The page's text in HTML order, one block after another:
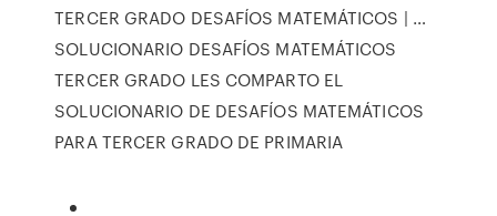
TERCER GRADO DESAFÍOS MATEMÁTICOS | …
SOLUCIONARIO DESAFÍOS MATEMÁTICOS
TERCER GRADO LES COMPARTO EL
SOLUCIONARIO DE DESAFÍOS MATEMÁTICOS
PARA TERCER GRADO DE PRIMARIA